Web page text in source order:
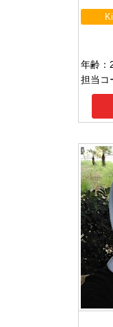
年齢：
担当コ